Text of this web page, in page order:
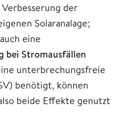
der
Solaranalage;
eine
bei Stromausfällen
unterbrechungsfreie
benötigt, können
beide Effekte genutzt